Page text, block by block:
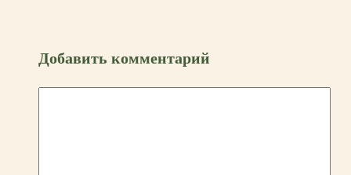
Добавить комментарий